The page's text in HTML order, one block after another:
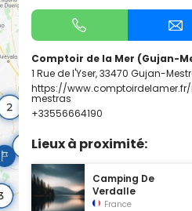
Comptoir de la Mer (Gujan-
1 Rue de l'Yser, 33470 Gujan-
https://
mestras
+33556664190
Lieux à proximité:
Camping De
Verdalle
France